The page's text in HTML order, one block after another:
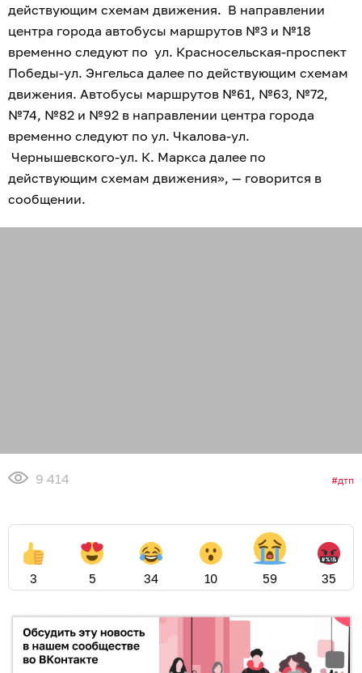
действующим схемам движения. В направлении
центра города автобусы маршрутов №3 и №18
временно следуют по ул. Красносельская-проспект
Победы-ул. Энгельса далее по действующим схемам
движения. Автобусы маршрутов №61, №63, №72,
№74, №82 и №92 в направлении центра города
временно следуют по ул. Чкалова-ул.
Чернышевского-ул. К. Маркса далее по
действующим схемам движения», — говорится в
сообщении.
9 414 дтп
3 5 34 10 59 35